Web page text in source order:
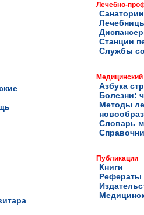
Лечебно-
Станции
Службы
Медицинский
Азбука
Болезни:
Методы
Словарь
Публикации
Книги
Рефераты